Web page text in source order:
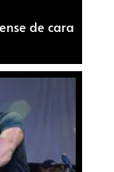
de cara